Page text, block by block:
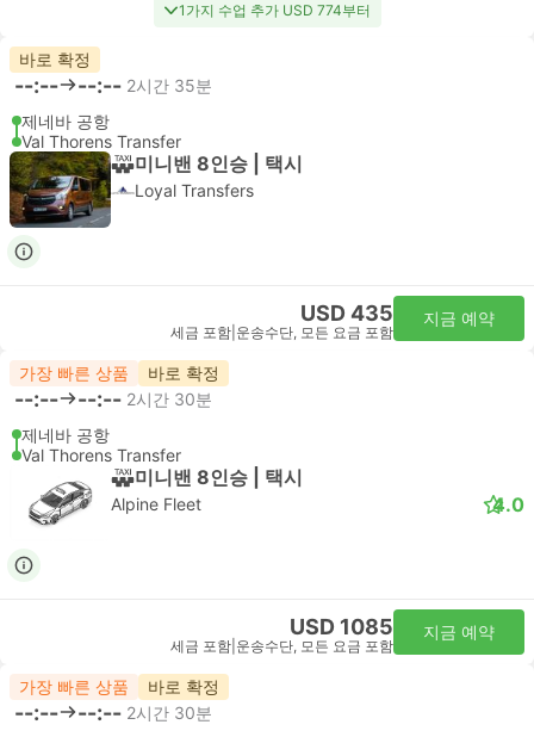
1가지 수업 추가 USD 774부터
바로 확정
--:-- --:-- 2시간 35분
제네바 공항
Val Thorens Transfer
미니밴 8인승 | 택시
Loyal Transfers
USD 435
세금 포함 운송수단, 모든 요금 포함
지금 예약
가장 빠른 상품 바로 확정
--:-- --:-- 2시간 30분
제네바 공항
Val Thorens Transfer
미니밴 8인승 | 택시
Alpine Fleet 4.0
USD 1085
세금 포함 운송수단, 모든 요금 포함
지금 예약
가장 빠른 상품 바로 확정
--:-- --:-- 2시간 30분